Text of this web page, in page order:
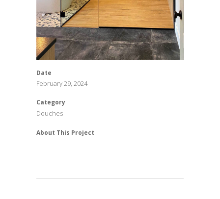
Date
February 29, 2024
Category
Douches
About This Project